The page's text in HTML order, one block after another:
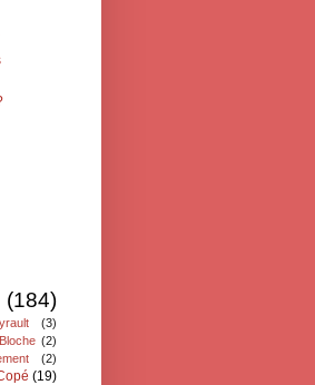
(184)
(3)
Bloche (2)
(2)
(19)